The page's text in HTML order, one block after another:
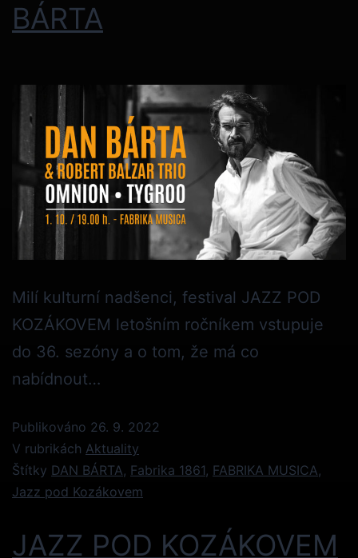
BÁRTA
Milí kulturní nadšenci, festival JAZZ POD
KOZÁKOVEM letošním ročníkem vstupuje
do 36. sezóny a o tom, že má co
nabídnout…
Publikováno 26. 9. 2022
V rubrikách Aktuality
Štítky DAN BÁRTA, Fabrika 1861, FABRIKA MUSICA,
Jazz pod Kozákovem
JAZZ POD KOZÁKOVEM